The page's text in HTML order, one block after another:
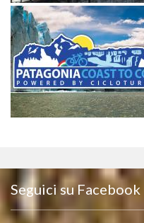
Seguici su Facebook